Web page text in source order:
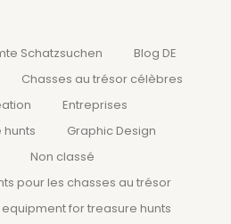
Schatzsuchen
Blog DE
Chasses au trésor célèbres
Entreprises
hunts
Graphic Design
Non classé
pour les chasses au trésor
for treasure hunts